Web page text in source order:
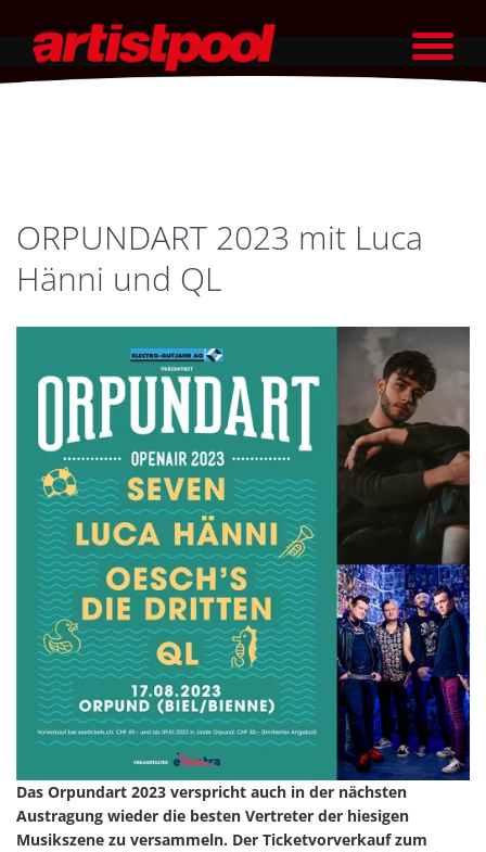
ORPUNDART 2023 mit Luca
Hänni und QL
Das Orpundart 2023 verspricht auch in der nächsten
Austragung wieder die besten Vertreter der hiesigen
Musikszene zu versammeln. Der Ticketvorverkauf zum